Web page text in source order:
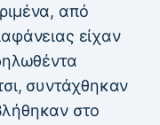
από
είχαν
συντάχθηκαν
στο